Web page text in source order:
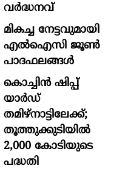
വർദ്ധനവ്
മികച്ച നേട്ടവുമായി
എൽഐസി ജൂൺ
പാദഫലങ്ങൾ
കൊച്ചിന്‍ ഷിപ്പ്
യാർഡ്
തമിഴ്നാട്ടിലേക്ക്;
തൂത്തുക്കുടിയിൽ
2,000 കോടിയുടെ
പദ്ധതി